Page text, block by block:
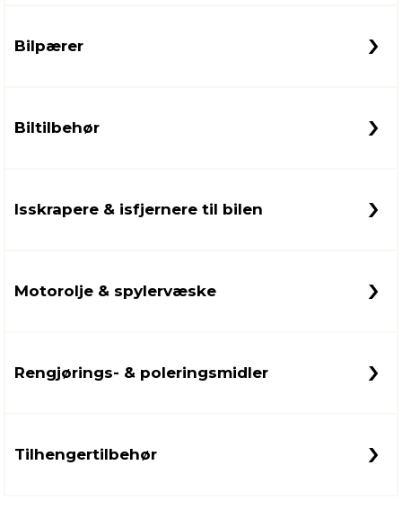
koblinger
& fritid
Bilpærer
Biltilbehør
Isskrapere & isfjernere til bilen
Motorolje & spylervæske
Rengjørings- & poleringsmidler
Tilhengertilbehør